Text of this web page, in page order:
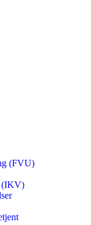
(FVU)
(IKV)